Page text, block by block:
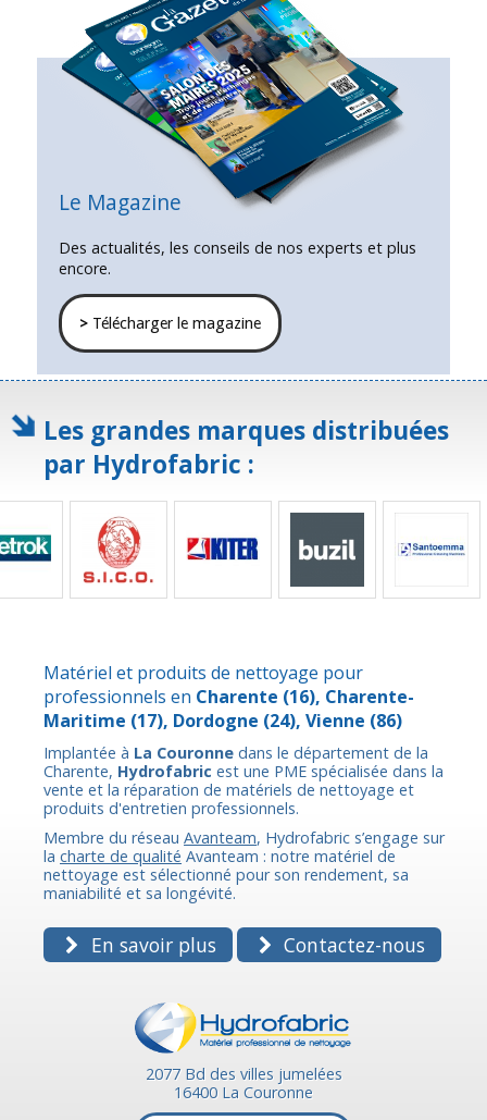
Le Magazine
Des actualités, les conseils de nos experts et plus
encore.
>Télécharger le magazine
Les grandes marques distribuées
par Hydrofabric :
Matériel et produits de nettoyage pour
professionnels en Charente (16), Charente-
Maritime (17), Dordogne (24), Vienne (86)
Implantée à La Couronne dans le département de la
Charente, Hydrofabric est une PME spécialisée dans la
vente et la réparation de matériels de nettoyage et
produits d'entretien professionnels.
Membre du réseau Avanteam, Hydrofabric s’engage sur
la charte de qualité Avanteam : notre matériel de
nettoyage est sélectionné pour son rendement, sa
maniabilité et sa longévité.
En savoir plus Contactez-nous
2077 Bd des villes jumelées
16400 La Couronne